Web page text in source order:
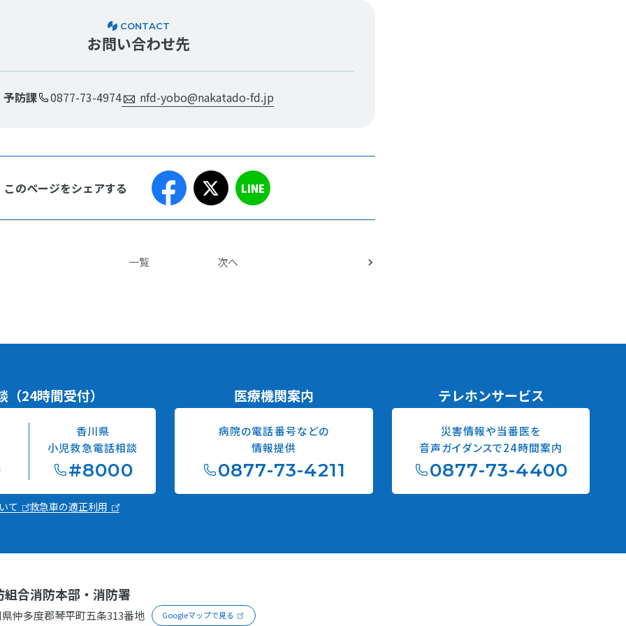
お問い合わせ先
CONTACT
予防課 0877-73-4974 nfd-yobo@nakatado-fd.jp
このページをシェアする LINE
一覧 次へ
（24時間受付）
香川県
小児救急電話相談
#8000
て 救急車の適正利用
医療機関案内
病院の電話番号などの
情報提供
0877-73-4211
テレホンサービス
災害情報や当番医を
音声ガイダンスで24時間案内
0877-73-4400
組合消防本部 ・消防署
仲多度郡琴平町五条313番地 Googleマップで見る